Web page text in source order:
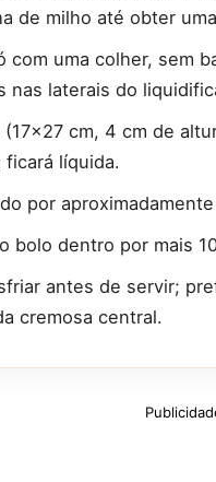
de milho até obter
uma colher, sem
nas laterais do
cm, 4 cm de
líquida.
por
bolo dentro por mais
antes de servir;
cremosa central.